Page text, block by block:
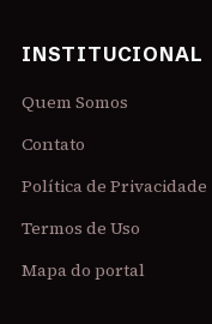
INSTITUCIONAL
Quem Somos
Contato
Política de Privacidade
Termos de Uso
Mapa do portal